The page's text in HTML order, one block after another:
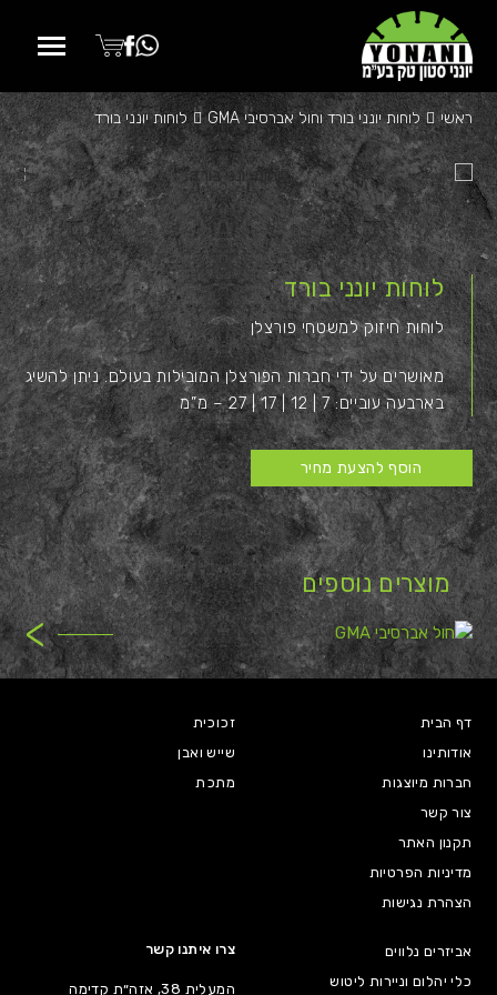
ראשי לוחות יונני בורד וחול אברסיבי GMA לוחות יונני בורד
לוחות יונני בורד
לוחות חיזוק למשטחי פורצלן
מאושרים על ידי חברות הפורצלן המובילות בעולם. ניתן להשיג
בארבעה עוביים: 7 | 12 | 17 | 27 – מ”מ
הוסף להצעת מחיר
מוצרים נוספים
>
דף הבית
אודותינו
חברות מיוצגות
צור קשר
תקנון האתר
מדיניות הפרטיות
הצהרת נגישות
זכוכית
שייש ואבן
מתכת
אביזרים נלווים
כלי יהלום וניירות ליטוש
צרו איתנו קשר
המעלית 38, אזה״ת קדימה